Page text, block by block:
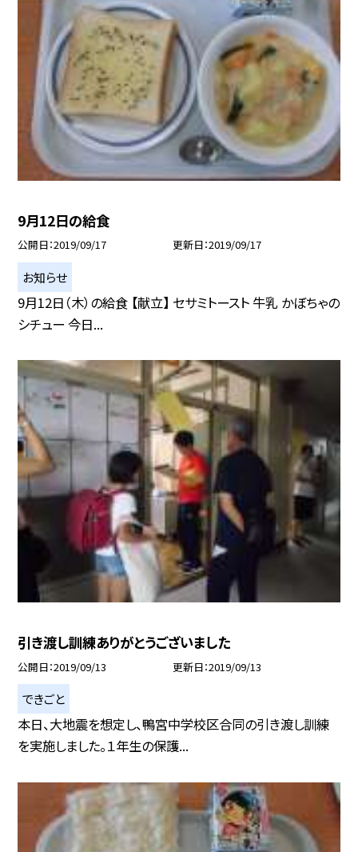
9月12日の給食
公開日 2019/09/17 更新日 2019/09/17
お知らせ
9月12日（木）の給食 【献立】 セサミトースト 牛乳 かぼちゃの
シチュー 今日...
引き渡し訓練ありがとうございました
公開日 2019/09/13 更新日 2019/09/13
できごと
本日、大地震を想定し、鴨宮中学校区合同の引き渡し訓練
を実施しました。１年生の保護...